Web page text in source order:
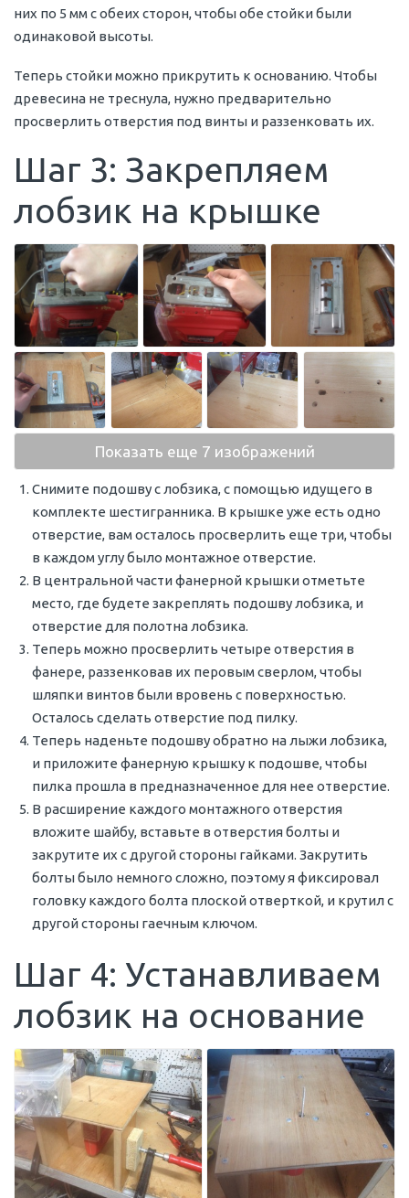
них по 5 мм с обеих сторон, чтобы обе стойки были
одинаковой высоты.
Теперь стойки можно прикрутить к основанию. Чтобы
древесина не треснула, нужно предварительно
просверлить отверстия под винты и раззенковать их.
Шаг 3: Закрепляем
лобзик на крышке
Показать еще 7 изображений
Снимите подошву с лобзика, с помощью идущего в
комплекте шестигранника. В крышке уже есть одно
отверстие, вам осталось просверлить еще три, чтобы
в каждом углу было монтажное отверстие.
В центральной части фанерной крышки отметьте
место, где будете закреплять подошву лобзика, и
отверстие для полотна лобзика.
Теперь можно просверлить четыре отверстия в
фанере, раззенковав их перовым сверлом, чтобы
шляпки винтов были вровень с поверхностью.
Осталось сделать отверстие под пилку.
Теперь наденьте подошву обратно на лыжи лобзика,
и приложите фанерную крышку к подошве, чтобы
пилка прошла в предназначенное для нее отверстие.
В расширение каждого монтажного отверстия
вложите шайбу, вставьте в отверстия болты и
закрутите их с другой стороны гайками. Закрутить
болты было немного сложно, поэтому я фиксировал
головку каждого болта плоской отверткой, и крутил с
другой стороны гаечным ключом.
Шаг 4: Устанавливаем
лобзик на основание